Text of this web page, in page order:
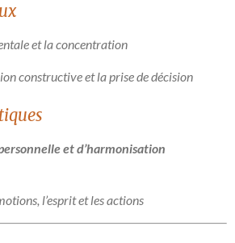
et la concentration
constructive et la prise de décision
et d’harmonisation
l’esprit et les actions